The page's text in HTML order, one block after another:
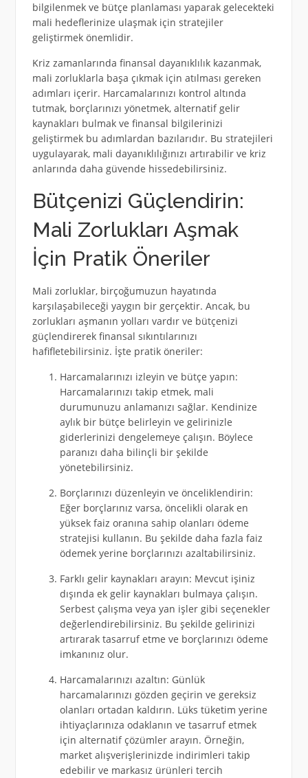
bilgilenmek ve bütçe planlaması yaparak gelecekteki
mali hedeflerinize ulaşmak için stratejiler
geliştirmek önemlidir.
Kriz zamanlarında finansal dayanıklılık kazanmak,
mali zorluklarla başa çıkmak için atılması gereken
adımları içerir. Harcamalarınızı kontrol altında
tutmak, borçlarınızı yönetmek, alternatif gelir
kaynakları bulmak ve finansal bilgilerinizi
geliştirmek bu adımlardan bazılarıdır. Bu stratejileri
uygulayarak, mali dayanıklılığınızı artırabilir ve kriz
anlarında daha güvende hissedebilirsiniz.
Bütçenizi Güçlendirin:
Mali Zorlukları Aşmak
İçin Pratik Öneriler
Mali zorluklar, birçoğumuzun hayatında
karşılaşabileceği yaygın bir gerçektir. Ancak, bu
zorlukları aşmanın yolları vardır ve bütçenizi
güçlendirerek finansal sıkıntılarınızı
hafifletebilirsiniz. İşte pratik öneriler:
Harcamalarınızı izleyin ve bütçe yapın:
Harcamalarınızı takip etmek, mali
durumunuzu anlamanızı sağlar. Kendinize
aylık bir bütçe belirleyin ve gelirinizle
giderlerinizi dengelemeye çalışın. Böylece
paranızı daha bilinçli bir şekilde
yönetebilirsiniz.
Borçlarınızı düzenleyin ve önceliklendirin:
Eğer borçlarınız varsa, öncelikli olarak en
yüksek faiz oranına sahip olanları ödeme
stratejisi kullanın. Bu şekilde daha fazla faiz
ödemek yerine borçlarınızı azaltabilirsiniz.
Farklı gelir kaynakları arayın: Mevcut işiniz
dışında ek gelir kaynakları bulmaya çalışın.
Serbest çalışma veya yan işler gibi seçenekler
değerlendirebilirsiniz. Bu şekilde gelirinizi
artırarak tasarruf etme ve borçlarınızı ödeme
imkanınız olur.
Harcamalarınızı azaltın: Günlük
harcamalarınızı gözden geçirin ve gereksiz
olanları ortadan kaldırın. Lüks tüketim yerine
ihtiyaçlarınıza odaklanın ve tasarruf etmek
için alternatif çözümler arayın. Örneğin,
market alışverişlerinizde indirimleri takip
edebilir ve markasız ürünleri tercih